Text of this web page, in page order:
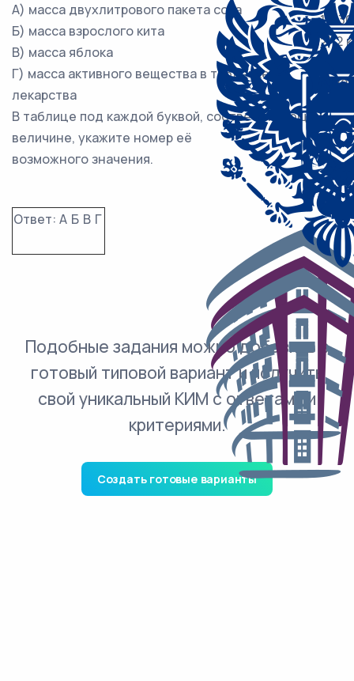
А) масса двухлитрового пакета сока
Б) масса взрослого кита
В) масса яблока
Г) масса активного вещества в таблетке
лекарства
1)
2) 2
4)
В таблице под каждой буквой, соответствующей
величине, укажите номер её
возможного значения.
Ответ: А Б В Г
Подобные задания можно добавить в
готовый типовой вариант и получить
свой уникальный КИМ с ответами и
критериями.
Создать готовые варианты